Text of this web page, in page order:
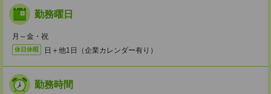
勤務曜日
月～金・祝
休日休暇 日＋他1日（企業カレンダー有り）
勤務時間